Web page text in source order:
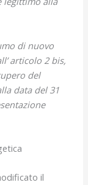
di nuovo
articolo 2 bis,
del
data del 31
il